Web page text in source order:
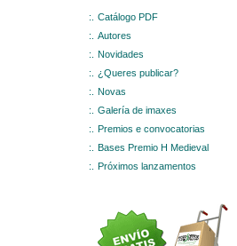
:.
Catálogo PDF
:.
Autores
:.
Novidades
:.
¿Queres publicar?
:.
Novas
:.
Galería de imaxes
:.
Premios e convocatorias
:.
Bases Premio H Medieval
:.
Próximos lanzamentos